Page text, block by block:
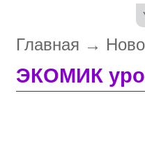
Главная →
ЭКОМИК